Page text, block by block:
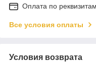
Оплата по реквизитам
Все условия оплаты
Условия возврата